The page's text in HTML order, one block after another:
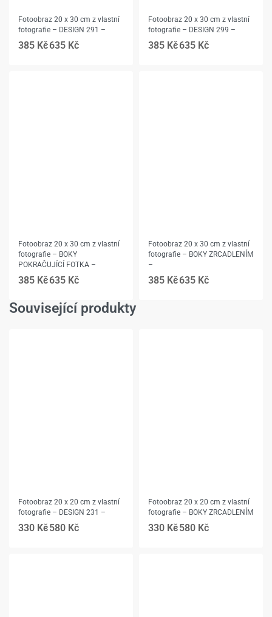
Fotoobraz 20 x 30 cm z vlastní
fotografie – DESIGN 291 –
385 Kč635 Kč
Fotoobraz 20 x 30 cm z vlastní
fotografie – DESIGN 299 –
385 Kč635 Kč
Fotoobraz 20 x 30 cm z vlastní
fotografie – BOKY
POKRAČUJÍCÍ FOTKA –
385 Kč635 Kč
Fotoobraz 20 x 30 cm z vlastní
fotografie – BOKY ZRCADLENÍM
–
385 Kč635 Kč
Související produkty
Fotoobraz 20 x 20 cm z vlastní
fotografie – DESIGN 231 –
330 Kč580 Kč
Fotoobraz 20 x 20 cm z vlastní
fotografie – BOKY ZRCADLENÍM
330 Kč580 Kč